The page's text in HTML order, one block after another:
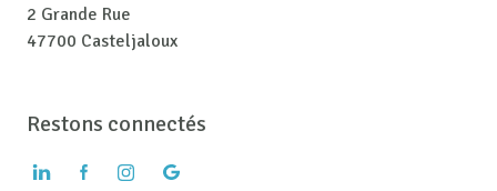
2 Grande Rue
47700 Casteljaloux
Restons connectés